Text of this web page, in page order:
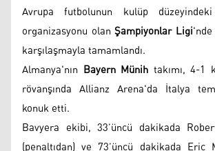
Avrupa futbolunun kulüp
organizasyonu olanŞampiyonlar Ligi
karşılaşmayla tamamlandı.
Almanya'nın Bayern Münih takımı, 4-1
rövanşında Allianz Arena'da İtalya
konuk etti.
Bavyera ekibi, 33’üncü dakikada